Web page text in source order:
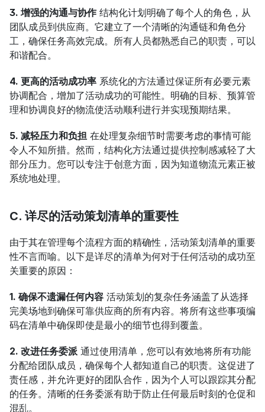
3. 增强的沟通与协作 结构化计划明确了每个人的角色，从
团队成员到供应商。它建立了一个清晰的沟通链和角色分
工，确保任务高效完成。所有人员都熟悉自己的职责，可以
和谐配合。
4. 更高的活动成功率 系统化的方法通过保证所有必要元素
协调配合，增加了活动成功的可能性。明确的目标、预算管
理和协调良好的物流使活动顺利进行并实现预期结果。
5. 减轻压力和负担 在处理复杂细节时需要考虑的事情可能
令人不知所措。然而，结构化方法通过提供控制感减轻了大
部分压力。您可以专注于创意方面，因为知道物流元素正被
系统地处理。
C. 详尽的活动策划清单的重要性
由于其在管理每个流程方面的精确性，活动策划清单的重要
性不言而喻。以下是详尽的清单为何对于任何活动的成功至
关重要的原因：
1. 确保不遗漏任何内容 活动策划的复杂任务涵盖了从选择
完美场地到确保可靠供应商的所有内容。将所有这些事项编
码在清单中确保即使是最小的细节也得到覆盖。
2. 改进任务委派 通过使用清单，您可以有效地将所有功能
分配给团队成员，确保每个人都知道自己的职责。这促进了
责任感，并允许更好的团队合作，因为个人可以跟踪其分配
的任务。清晰的任务委派有助于防止任何最后时刻的仓促和
混乱。